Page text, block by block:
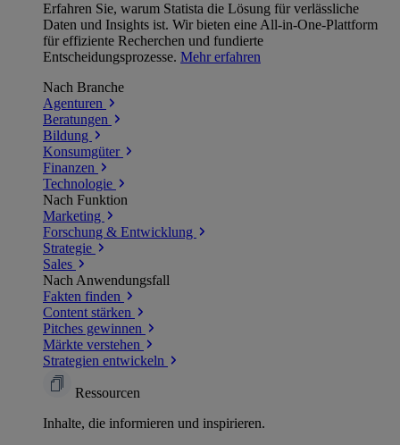
Erfahren Sie, warum Statista die Lösung für verlässliche
Daten und Insights ist. Wir bieten eine All-in-One-Plattform
für effiziente Recherchen und fundierte
Entscheidungsprozesse. Mehr erfahren
Nach Branche
Agenturen
Beratungen
Bildung
Konsumgüter
Finanzen
Technologie
Nach Funktion
Marketing
Forschung & Entwicklung
Strategie
Sales
Nach Anwendungsfall
Fakten finden
Content stärken
Pitches gewinnen
Märkte verstehen
Strategien entwickeln
Ressourcen
Inhalte, die informieren und inspirieren.